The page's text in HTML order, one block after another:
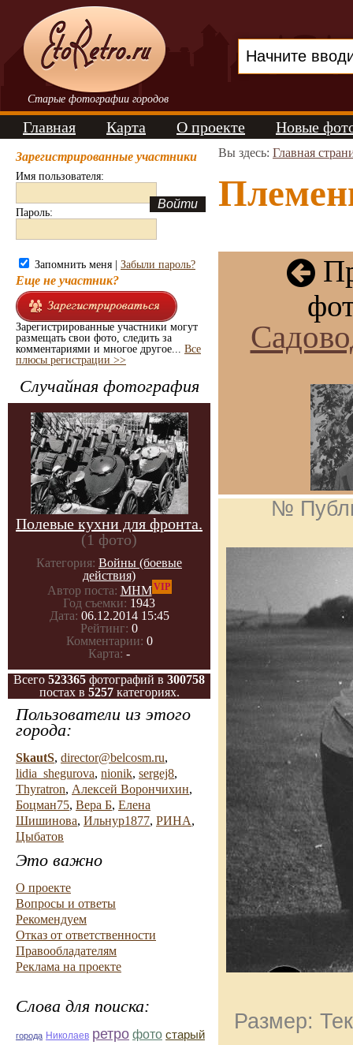
Старые фотографии городов
Главная Карта О проекте Новые
Зарегистрированные участники
Имя пользователя:
Пароль:
Запомнить меня | Забыли пароль?
Еще не участник?
Зарегистрированные участники могут
размещать свои фото, следить за
комментариями и многое другое... Все
плюсы регистрации >>
Случайная фотография
Полевые кухни для фронта.
(1 фото)
Категория: Войны (боевые
действия)
Автор поста: МНМVIP
Год съемки: 1943
Дата: 06.12.2014 15:45
Рейтинг: 0
Комментарии: 0
Карта: -
Всего 523365 фотографий в 300758
постах в 5257категориях.
Пользователи из этого
города:
SkautS, director@belcosm.ru,
lidia_shegurova, nionik, sergej8,
Thyratron, Алексей Ворончихин,
Боцман75, Вера Б, Елена
Шишинова, Ильнур1877, РИНА,
Цыбатов
Это важно
О проекте
Вопросы и ответы
Рекомендуем
Отказ от ответственности
Правообладателям
Реклама на проекте
Слова для поиска:
города Николаев ретро фото старый
Вы здесь: Главная
№
Размер: